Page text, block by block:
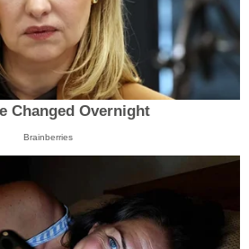
Changed Overnight
Brainberries